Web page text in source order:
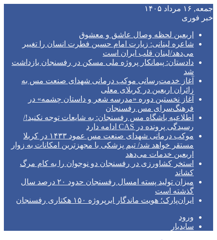
جمعه, ۱۶ مرداد ۱۴۰۵
خبر فوری
اربعین لحظه وصال عاشق و معشوق
شاعره لبنانی: زیارت امام حسین فطرت انسان را تغییر
می‌دهد/لبنان قلب ایران است
دادستان: پیمانکار پروژه ملی مسکن در رفسنجان بازداشت
شد
آغاز خدمت‌رسانی موکب درمانی شهدای صنعت مس به
زائران اربعین در کربلای معلی
آغاز نخستین دوره «مدرسه شعر و داستان چشمه» در
فرهنگ‌سرای مس رفسنجان
اطلاعیه باشگاه مس رفسنجان: به شایعات توجه نکنید!/
رسیدگی پرونده در CAS ادامه دارد
موکب درمانی شهدای صنعت مس عمود ۱۴۳۳ در کربلا
مستقر خواهد شد/ تیم پزشکی با مجهزترین امکانات به زوار
اربعین خدمات می‌دهد
استخر کشاورزی در رفسنجان دو نوجوان را به کام مرگ
کشاند
میزان تولید پسته امسال رفسنجان حدود ۲۰ درصد سال
گذشته است
ایران‌پارک؛ هویت ماندگار ابرپروژه ۱۵۰ هکتاری رفسنجان
ورود
سایدبار